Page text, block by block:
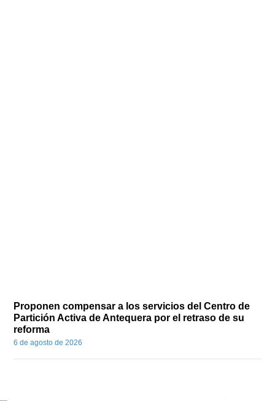
Proponen compensar a los servicios del Centro de
Partición Activa de Antequera por el retraso de su
reforma
6 de agosto de 2026